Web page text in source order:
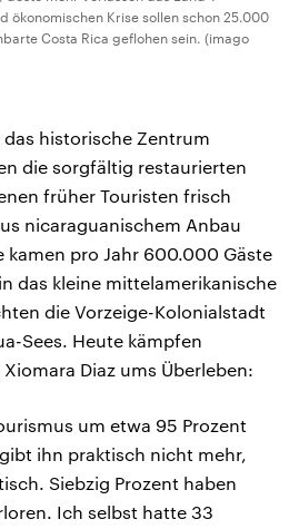
ökonomischen Krise sollen schon 25.000
Costa Rica geflohen sein. (imago
historische Zentrum
die sorgfältig restaurierten
früher Touristen frisch
nicaraguanischem Anbau
kamen pro Jahr 600.000 Gäste
das kleine mittelamerikanische
die Vorzeige-Kolonialstadt
Sees. Heute kämpfen
Diaz ums Überleben:
um etwa 95 Prozent
ihn praktisch nicht mehr,
Siebzig Prozent haben
Ich selbst hatte 33